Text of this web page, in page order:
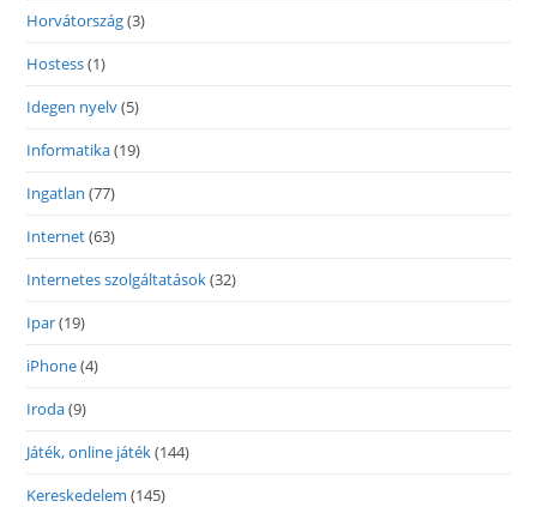
Horvátország(3)
Hostess(1)
Idegen nyelv(5)
Informatika(19)
Ingatlan (77)
Internet(63)
Internetes szolgáltatások(32)
Ipar(19)
iPhone(4)
Iroda(9)
Játék, online játék(144)
Kereskedelem (145)